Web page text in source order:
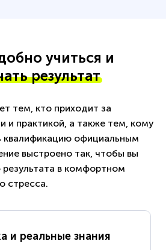
учиться и
результат
тем, кто приходит за
и практикой, а также тем, кому
квалификацию официальным
выстроено так, чтобы вы
в комфортном
стресса.
и реальные знания